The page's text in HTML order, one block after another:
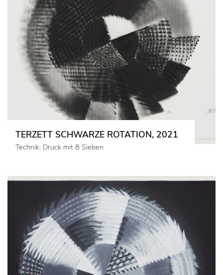
TERZETT SCHWARZE ROTATION, 2021
Technik: Druck mit 8 Sieben